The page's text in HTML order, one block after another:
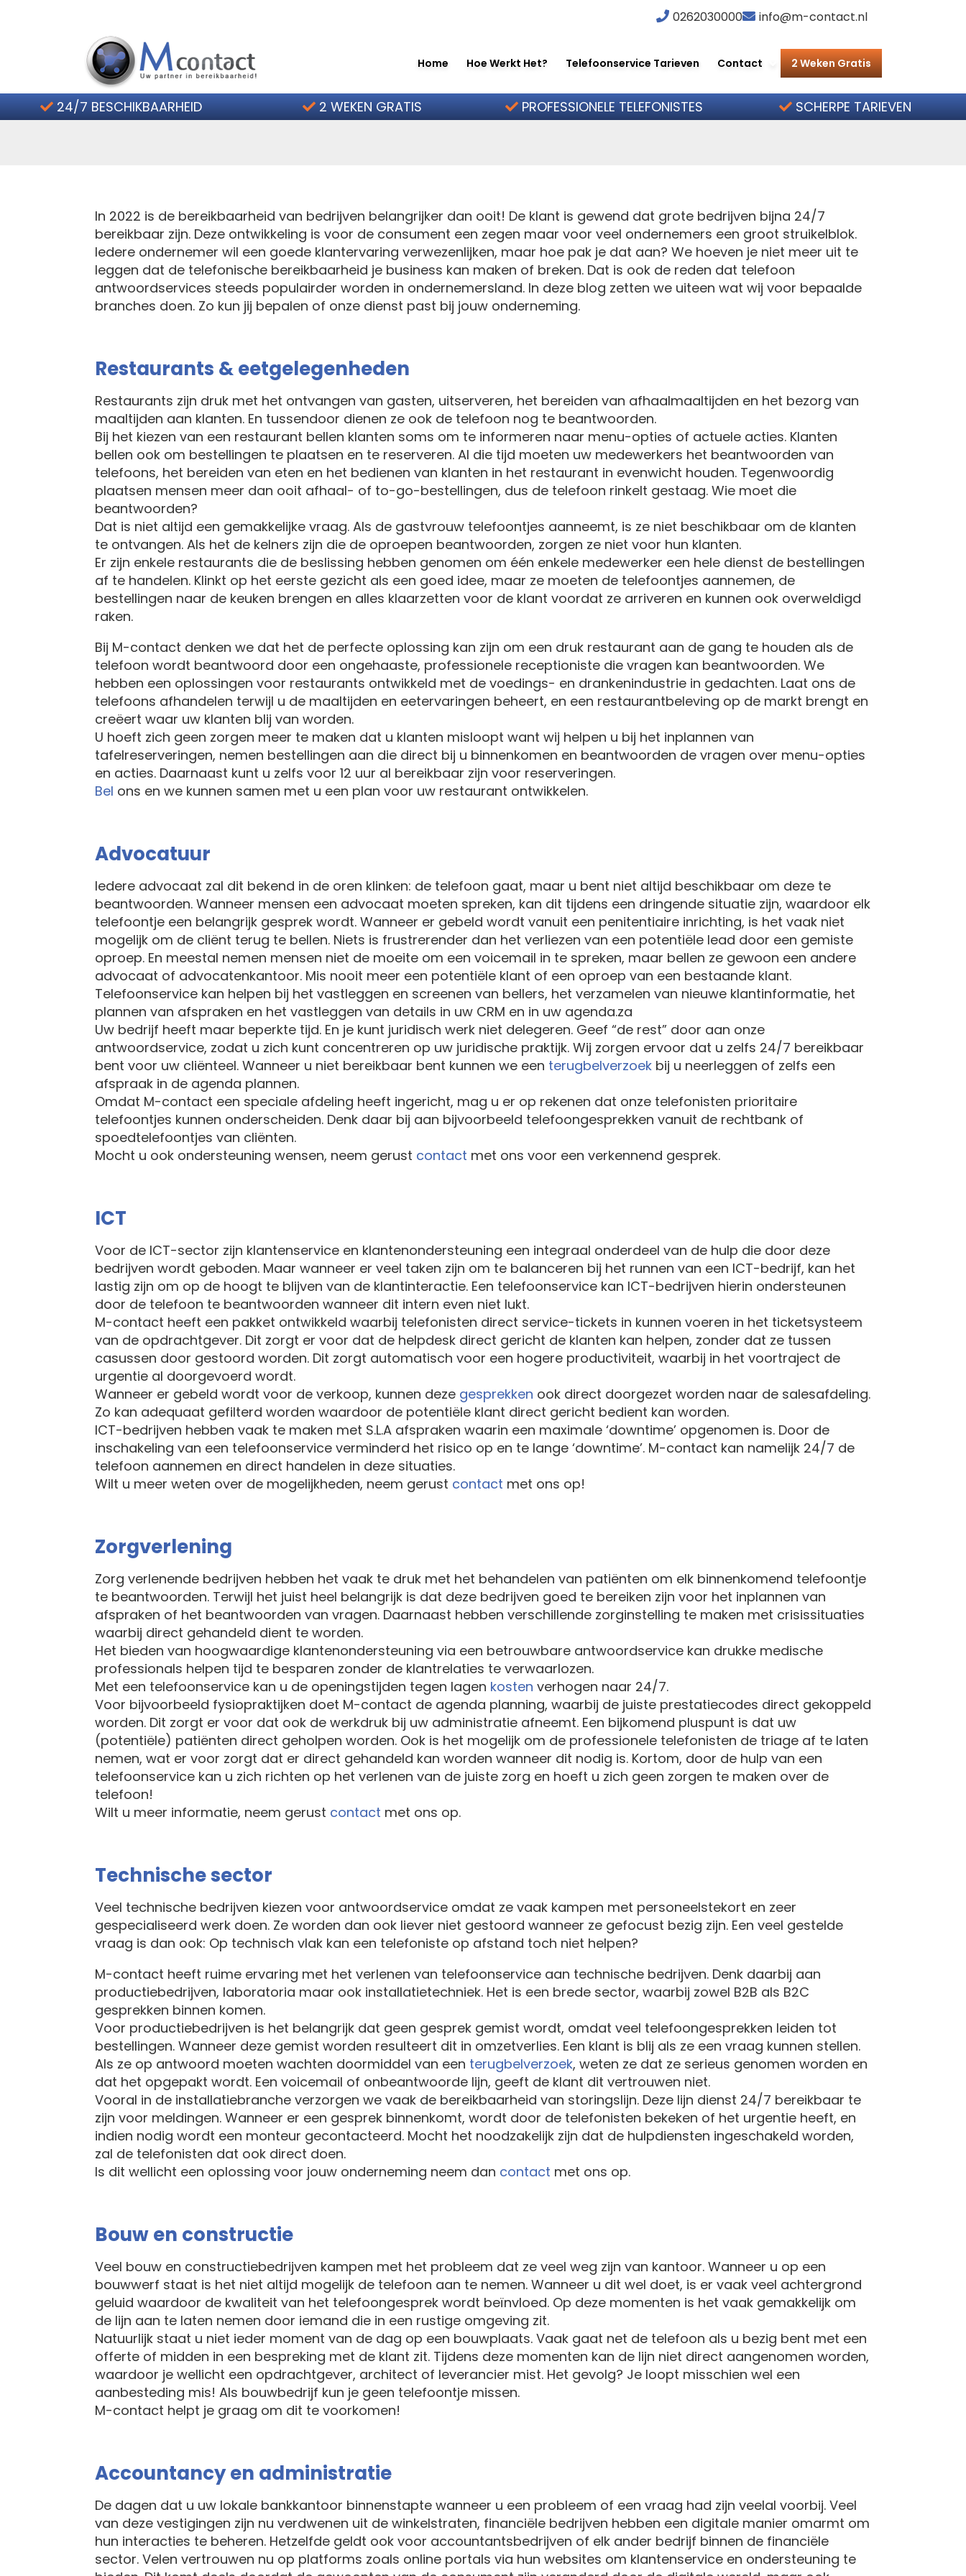
Hoe werkt het?
2 weken gratis
0262030000 info@m-contact.nl
Home Hoe Werkt Het? Telefoonservice Tarieven Contact 2 Weken Gratis
24/7 BESCHIKBAARHEID 2 WEKEN GRATIS PROFESSIONELE TELEFONISTES SCHERPE TARIEVEN
Voor welke branche is antwoordservice een uitkomst?
In 2022 is de bereikbaarheid van bedrijven belangrijker dan ooit! De klant is gewend dat grote bedrijven bijna 24/7
bereikbaar zijn. Deze ontwikkeling is voor de consument een zegen maar voor veel ondernemers een groot struikelblok.
Iedere ondernemer wil een goede klantervaring verwezenlijken, maar hoe pak je dat aan? We hoeven je niet meer uit te
leggen dat de telefonische bereikbaarheid je business kan maken of breken. Dat is ook de reden dat telefoon
antwoordservices steeds populairder worden in ondernemersland. In deze blog zetten we uiteen wat wij voor bepaalde
branches doen. Zo kun jij bepalen of onze dienst past bij jouw onderneming.
Restaurants & eetgelegenheden
Restaurants zijn druk met het ontvangen van gasten, uitserveren, het bereiden van afhaalmaaltijden en het bezorg van
maaltijden aan klanten. En tussendoor dienen ze ook de telefoon nog te beantwoorden.
Bij het kiezen van een restaurant bellen klanten soms om te informeren naar menu-opties of actuele acties. Klanten
bellen ook om bestellingen te plaatsen en te reserveren. Al die tijd moeten uw medewerkers het beantwoorden van
telefoons, het bereiden van eten en het bedienen van klanten in het restaurant in evenwicht houden. Tegenwoordig
plaatsen mensen meer dan ooit afhaal- of to-go-bestellingen, dus de telefoon rinkelt gestaag. Wie moet die
beantwoorden?
Dat is niet altijd een gemakkelijke vraag. Als de gastvrouw telefoontjes aanneemt, is ze niet beschikbaar om de klanten
te ontvangen. Als het de kelners zijn die de oproepen beantwoorden, zorgen ze niet voor hun klanten.
Er zijn enkele restaurants die de beslissing hebben genomen om één enkele medewerker een hele dienst de bestellingen
af te handelen. Klinkt op het eerste gezicht als een goed idee, maar ze moeten de telefoontjes aannemen, de
bestellingen naar de keuken brengen en alles klaarzetten voor de klant voordat ze arriveren en kunnen ook overweldigd
raken.
Bij M-contact denken we dat het de perfecte oplossing kan zijn om een druk restaurant aan de gang te houden als de
telefoon wordt beantwoord door een ongehaaste, professionele receptioniste die vragen kan beantwoorden. We
hebben een oplossingen voor restaurants ontwikkeld met de voedings- en drankenindustrie in gedachten. Laat ons de
telefoons afhandelen terwijl u de maaltijden en eetervaringen beheert, en een restaurantbeleving op de markt brengt en
creëert waar uw klanten blij van worden.
U hoeft zich geen zorgen meer te maken dat u klanten misloopt want wij helpen u bij het inplannen van
tafelreserveringen, nemen bestellingen aan die direct bij u binnenkomen en beantwoorden de vragen over menu-opties
en acties. Daarnaast kunt u zelfs voor 12 uur al bereikbaar zijn voor reserveringen.
Bel ons en we kunnen samen met u een plan voor uw restaurant ontwikkelen.
Advocatuur
Iedere advocaat zal dit bekend in de oren klinken: de telefoon gaat, maar u bent niet altijd beschikbaar om deze te
beantwoorden. Wanneer mensen een advocaat moeten spreken, kan dit tijdens een dringende situatie zijn, waardoor elk
telefoontje een belangrijk gesprek wordt. Wanneer er gebeld wordt vanuit een penitentiaire inrichting, is het vaak niet
mogelijk om de cliënt terug te bellen. Niets is frustrerender dan het verliezen van een potentiële lead door een gemiste
oproep. En meestal nemen mensen niet de moeite om een voicemail in te spreken, maar bellen ze gewoon een andere
advocaat of advocatenkantoor. Mis nooit meer een potentiële klant of een oproep van een bestaande klant.
Telefoonservice kan helpen bij het vastleggen en screenen van bellers, het verzamelen van nieuwe klantinformatie, het
plannen van afspraken en het vastleggen van details in uw CRM en in uw agenda.za
Uw bedrijf heeft maar beperkte tijd. En je kunt juridisch werk niet delegeren. Geef “de rest” door aan onze
antwoordservice, zodat u zich kunt concentreren op uw juridische praktijk. Wij zorgen ervoor dat u zelfs 24/7 bereikbaar
bent voor uw cliënteel. Wanneer u niet bereikbaar bent kunnen we een terugbelverzoek bij u neerleggen of zelfs een
afspraak in de agenda plannen.
Omdat M-contact een speciale afdeling heeft ingericht, mag u er op rekenen dat onze telefonisten prioritaire
telefoontjes kunnen onderscheiden. Denk daar bij aan bijvoorbeeld telefoongesprekken vanuit de rechtbank of
spoedtelefoontjes van cliënten.
Mocht u ook ondersteuning wensen, neem gerust contact met ons voor een verkennend gesprek.
ICT
Voor de ICT-sector zijn klantenservice en klantenondersteuning een integraal onderdeel van de hulp die door deze
bedrijven wordt geboden. Maar wanneer er veel taken zijn om te balanceren bij het runnen van een ICT-bedrijf, kan het
lastig zijn om op de hoogt te blijven van de klantinteractie. Een telefoonservice kan ICT-bedrijven hierin ondersteunen
door de telefoon te beantwoorden wanneer dit intern even niet lukt.
M-contact heeft een pakket ontwikkeld waarbij telefonisten direct service-tickets in kunnen voeren in het ticketsysteem
van de opdrachtgever. Dit zorgt er voor dat de helpdesk direct gericht de klanten kan helpen, zonder dat ze tussen
casussen door gestoord worden. Dit zorgt automatisch voor een hogere productiviteit, waarbij in het voortraject de
urgentie al doorgevoerd wordt.
Wanneer er gebeld wordt voor de verkoop, kunnen deze gesprekken ook direct doorgezet worden naar de salesafdeling.
Zo kan adequaat gefilterd worden waardoor de potentiële klant direct gericht bedient kan worden.
ICT-bedrijven hebben vaak te maken met S.L.A afspraken waarin een maximale ‘downtime’ opgenomen is. Door de
inschakeling van een telefoonservice verminderd het risico op en te lange ‘downtime’. M-contact kan namelijk 24/7 de
telefoon aannemen en direct handelen in deze situaties.
Wilt u meer weten over de mogelijkheden, neem gerust contact met ons op!
Zorgverlening
Zorg verlenende bedrijven hebben het vaak te druk met het behandelen van patiënten om elk binnenkomend telefoontje
te beantwoorden. Terwijl het juist heel belangrijk is dat deze bedrijven goed te bereiken zijn voor het inplannen van
afspraken of het beantwoorden van vragen. Daarnaast hebben verschillende zorginstelling te maken met crisissituaties
waarbij direct gehandeld dient te worden.
Het bieden van hoogwaardige klantenondersteuning via een betrouwbare antwoordservice kan drukke medische
professionals helpen tijd te besparen zonder de klantrelaties te verwaarlozen.
Met een telefoonservice kan u de openingstijden tegen lagen kosten verhogen naar 24/7.
Voor bijvoorbeeld fysiopraktijken doet M-contact de agenda planning, waarbij de juiste prestatiecodes direct gekoppeld
worden. Dit zorgt er voor dat ook de werkdruk bij uw administratie afneemt. Een bijkomend pluspunt is dat uw
(potentiële) patiënten direct geholpen worden. Ook is het mogelijk om de professionele telefonisten de triage af te laten
nemen, wat er voor zorgt dat er direct gehandeld kan worden wanneer dit nodig is. Kortom, door de hulp van een
telefoonservice kan u zich richten op het verlenen van de juiste zorg en hoeft u zich geen zorgen te maken over de
telefoon!
Wilt u meer informatie, neem gerust contact met ons op.
Technische sector
Veel technische bedrijven kiezen voor antwoordservice omdat ze vaak kampen met personeelstekort en zeer
gespecialiseerd werk doen. Ze worden dan ook liever niet gestoord wanneer ze gefocust bezig zijn. Een veel gestelde
vraag is dan ook: Op technisch vlak kan een telefoniste op afstand toch niet helpen?
M-contact heeft ruime ervaring met het verlenen van telefoonservice aan technische bedrijven. Denk daarbij aan
productiebedrijven, laboratoria maar ook installatietechniek. Het is een brede sector, waarbij zowel B2B als B2C
gesprekken binnen komen.
Voor productiebedrijven is het belangrijk dat geen gesprek gemist wordt, omdat veel telefoongesprekken leiden tot
bestellingen. Wanneer deze gemist worden resulteert dit in omzetverlies. Een klant is blij als ze een vraag kunnen stellen.
Als ze op antwoord moeten wachten doormiddel van een terugbelverzoek, weten ze dat ze serieus genomen worden en
dat het opgepakt wordt. Een voicemail of onbeantwoorde lijn, geeft de klant dit vertrouwen niet.
Vooral in de installatiebranche verzorgen we vaak de bereikbaarheid van storingslijn. Deze lijn dienst 24/7 bereikbaar te
zijn voor meldingen. Wanneer er een gesprek binnenkomt, wordt door de telefonisten bekeken of het urgentie heeft, en
indien nodig wordt een monteur gecontacteerd. Mocht het noodzakelijk zijn dat de hulpdiensten ingeschakeld worden,
zal de telefonisten dat ook direct doen.
Is dit wellicht een oplossing voor jouw onderneming neem dan contact met ons op.
Bouw en constructie
Veel bouw en constructiebedrijven kampen met het probleem dat ze veel weg zijn van kantoor. Wanneer u op een
bouwwerf staat is het niet altijd mogelijk de telefoon aan te nemen. Wanneer u dit wel doet, is er vaak veel achtergrond
geluid waardoor de kwaliteit van het telefoongesprek wordt beïnvloed. Op deze momenten is het vaak gemakkelijk om
de lijn aan te laten nemen door iemand die in een rustige omgeving zit.
Natuurlijk staat u niet ieder moment van de dag op een bouwplaats. Vaak gaat net de telefoon als u bezig bent met een
offerte of midden in een bespreking met de klant zit. Tijdens deze momenten kan de lijn niet direct aangenomen worden,
waardoor je wellicht een opdrachtgever, architect of leverancier mist. Het gevolg? Je loopt misschien wel een
aanbesteding mis! Als bouwbedrijf kun je geen telefoontje missen.
M-contact helpt je graag om dit te voorkomen!
Accountancy en administratie
De dagen dat u uw lokale bankkantoor binnenstapte wanneer u een probleem of een vraag had zijn veelal voorbij. Veel
van deze vestigingen zijn nu verdwenen uit de winkelstraten, financiële bedrijven hebben een digitale manier omarmt om
hun interacties te beheren. Hetzelfde geldt ook voor accountantsbedrijven of elk ander bedrijf binnen de financiële
sector. Velen vertrouwen nu op platforms zoals online portals via hun websites om klantenservice en ondersteuning te